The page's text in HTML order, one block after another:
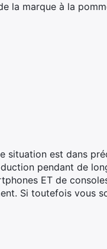
la marque à la
situation est dans
pendant de
ET de
Si toutefois vous